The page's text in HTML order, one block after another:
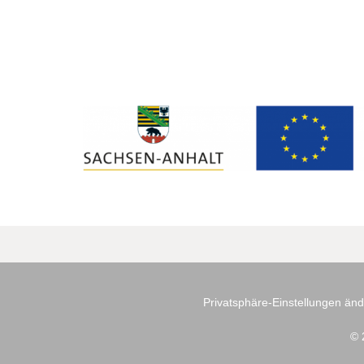
Privatsphäre-Einstellungen
©